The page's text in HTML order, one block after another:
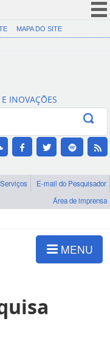
(COVID-19)
Canais
MAPA DO SITE
INOVAÇÕES
Serviços
E-mail do Pesquisador
Área de imprensa
MENU